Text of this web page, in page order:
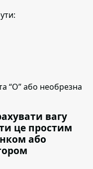
“О” або необрезна
вагу
це простим
або